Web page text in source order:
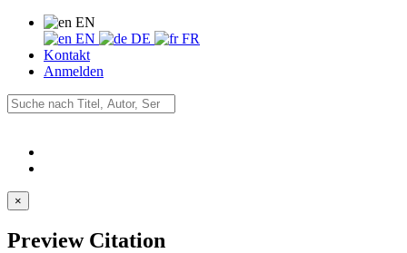
EN
EN
DE
FR
Kontakt
Anmelden
×
Preview Citation